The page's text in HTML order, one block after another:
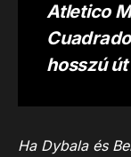
Atletico
hosszú
Ha Dybala és